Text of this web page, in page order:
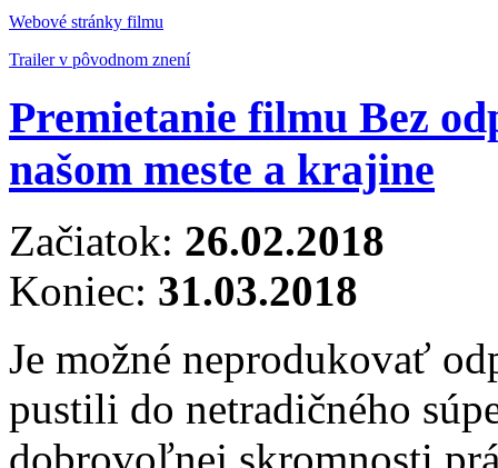
Webové stránky filmu
Trailer v pôvodnom znení
Premietanie filmu Bez
našom meste a krajine
Začiatok: 26.02.2018
Koniec: 31.03.2018
Je možné neprodukovať
pustili do netradičného